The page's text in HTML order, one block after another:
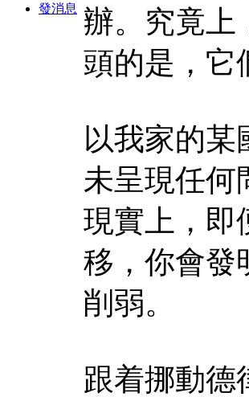
發消息
辦。究竟上
頭的是，它
以我家的某
未呈現任何
現實上，即
移，你會發
削弱。
跟着挪動德